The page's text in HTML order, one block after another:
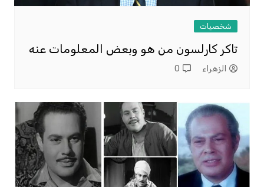
شخصيات
تاكر كارلسون من هو وبعض المعلومات عنه
الزهراء 0